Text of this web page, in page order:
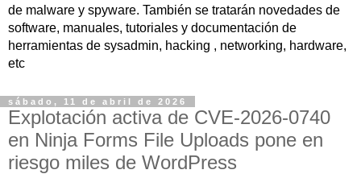
de malware y spyware. También se tratarán novedades de
software, manuales, tutoriales y documentación de
herramientas de sysadmin, hacking , networking, hardware,
etc
sábado, 11 de abril de 2026
Explotación activa de CVE-2026-0740
en Ninja Forms File Uploads pone en
riesgo miles de WordPress